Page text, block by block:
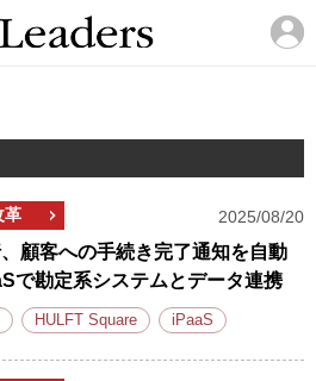
革 2025/08/20
顧客への手続き完了通知を自動
で勘定系システムとデータ連携
HULFT Square iPaaS